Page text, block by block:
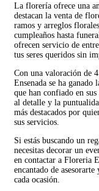
La florería ofrece una
destacan la venta de
ramos y arreglos
cumpleaños hasta
ofrecen servicio de
tus seres queridos sin
Con una valoración de
Ensenada se ha
que han confiado en
al detalle y la
más destacados por
sus servicios.
Si estás buscando un
necesitas decorar un
en contactar a Floreria
encantado de
cada ocasión.